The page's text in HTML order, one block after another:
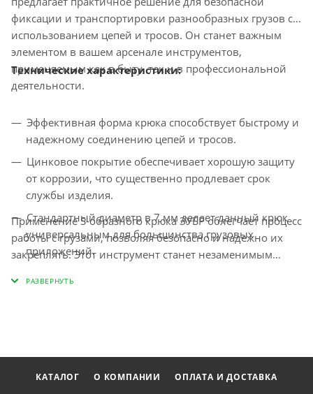
фиксации и транспортировки разнообразных грузов с
использованием цепей и тросов. Он станет важным
элементом в вашем арсенале инструментов,
применяемым как в быту, так и в профессиональной
деятельности.
Технические характеристики:
Эффективная форма крюка способствует быстрому и
надежному соединению цепей и тросов.
Цинковое покрытие обеспечивает хорошую защиту
от коррозии, что существенно продлевает срок
службы изделия.
Стандартный диаметр в 7 мм делает данный крюк
универсальным для большинства грузовых
приложений.
Применение S-образного крюка ЗУБР облегчает процесс
работы с грузами, позволяя безопасно и надежно их
закреплять. Этот инструмент станет незаменимым
эффективность и безопасность в транспортировке.
КАТАЛОГ О КОМПАНИИ
ОПЛАТА И ДОСТАВКА